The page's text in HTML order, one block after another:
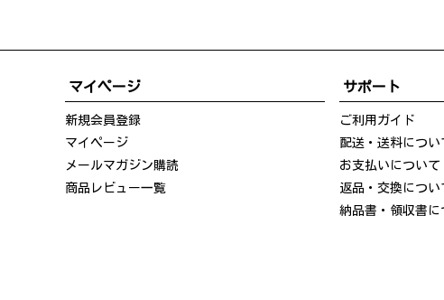
マイページ
新規会員登録
マイページ
メールマガジン購読
商品レビュー一覧
サポート
ご利用ガイド
配送・送料につい
お支払いについて
返品・交換につい
納品書・領収書に